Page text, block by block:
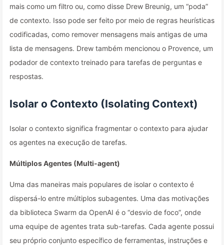
mais como um filtro ou, como disse Drew Breunig, um “poda”
de contexto. Isso pode ser feito por meio de regras heurísticas
codificadas, como remover mensagens mais antigas de uma
lista de mensagens. Drew também mencionou o Provence, um
podador de contexto treinado para tarefas de perguntas e
respostas.
Isolar o Contexto (Isolating Context)
Isolar o contexto significa fragmentar o contexto para ajudar
os agentes na execução de tarefas.
Múltiplos Agentes (Multi-agent)
Uma das maneiras mais populares de isolar o contexto é
dispersá-lo entre múltiplos subagentes. Uma das motivações
da biblioteca Swarm da OpenAI é o “desvio de foco”, onde
uma equipe de agentes trata sub-tarefas. Cada agente possui
seu próprio conjunto específico de ferramentas, instruções e